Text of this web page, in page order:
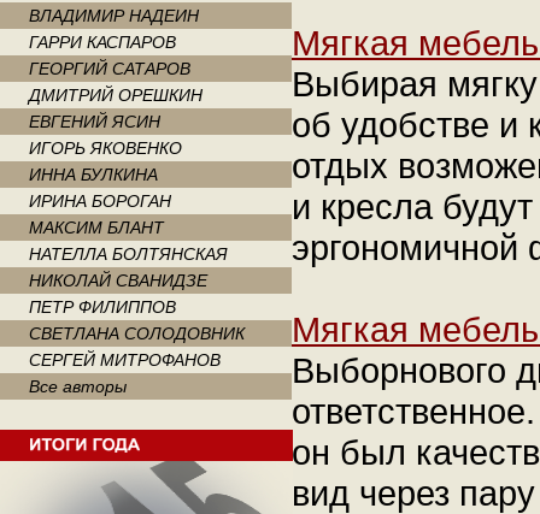
ВЛАДИМИР НАДЕИН
ГАРРИ КАСПАРОВ
ГЕОРГИЙ САТАРОВ
ДМИТРИЙ ОРЕШКИН
ЕВГЕНИЙ ЯСИН
ИГОРЬ ЯКОВЕНКО
ИННА БУЛКИНА
ИРИНА БОРОГАН
МАКСИМ БЛАНТ
НАТЕЛЛА БОЛТЯНСКАЯ
НИКОЛАЙ СВАНИДЗЕ
ПЕТР ФИЛИППОВ
СВЕТЛАНА СОЛОДОВНИК
СЕРГЕЙ МИТРОФАНОВ
Все авторы
Мягкая
Выбирая
об удобстве и
отдых
и кресла
Мягкая
Выборнового
он был
вид через